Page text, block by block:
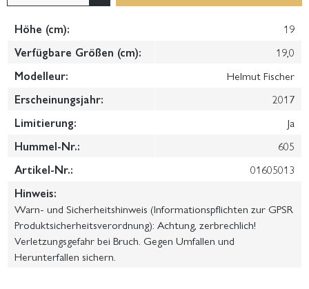
Höhe (cm):
19
Verfügbare Größen (cm):
19,0
Modelleur:
Helmut Fischer
Erscheinungsjahr:
2017
Limitierung:
Ja
Hummel-Nr.:
605
Artikel-Nr.:
01605013
Hinweis:
Warn- und Sicherheitshinweis (Informationspflichten zur GPSR
Produktsicherheitsverordnung): Achtung, zerbrechlich!
Verletzungsgefahr bei Bruch. Gegen Umfallen und
Herunterfallen sichern.